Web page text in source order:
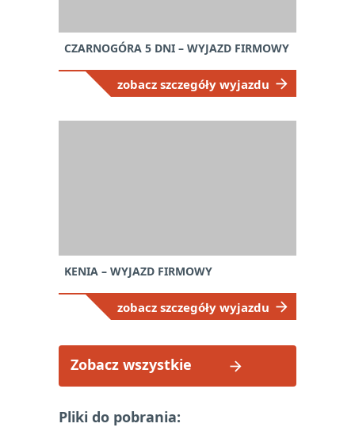
CZARNOGÓRA 5 DNI – WYJAZD FIRMOWY
zobacz szczegóły wyjazdu
KENIA – WYJAZD FIRMOWY
zobacz szczegóły wyjazdu
Zobacz wszystkie
Pliki do pobrania: